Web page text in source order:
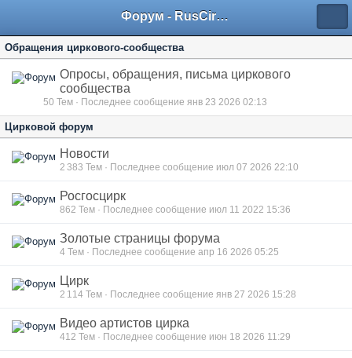
Форум - RusCircus.ru
Обращения циркового-сообщества
Опросы, обращения, письма циркового
сообщества
50 Тем · Последнее сообщение янв 23 2026 02:13
Цирковой форум
Новости
2 383 Тем · Последнее сообщение июл 07 2026 22:10
Росгосцирк
862 Тем · Последнее сообщение июл 11 2022 15:36
Золотые страницы форума
4 Тем · Последнее сообщение апр 16 2026 05:25
Цирк
2 114 Тем · Последнее сообщение янв 27 2026 15:28
Видео артистов цирка
412 Тем · Последнее сообщение июн 18 2026 11:29